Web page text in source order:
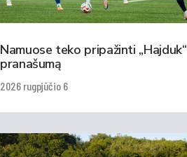
Namuose teko pripažinti „Hajduk“
pranašumą
2026 rugpjūčio 6